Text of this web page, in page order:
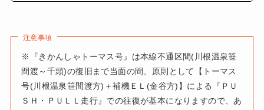
注意事項
※『きかんしゃトーマス号』は本線不通区間(川根温泉笹
間渡～千頭)の復旧まで当面の間、原則として【トーマス
号(川根温泉笹間渡方)＋補機ＥＬ(金谷方)】による『ＰＵ
ＳＨ・ＰＵＬＬ走行』での往復が基本になりますので、あ